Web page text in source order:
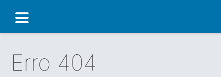
Erro 404